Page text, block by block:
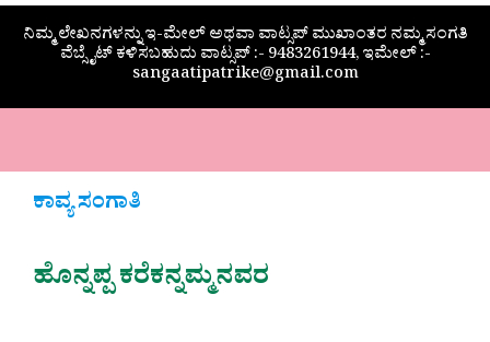
ನಿಮ್ಮ ಲೇಖನಗಳನ್ನು ಇ-ಮೇಲ್ ಅಥವಾ ವಾಟ್ಸಪ್ ಮುಖಾಂತರ ನಮ್ಮ ಸಂಗತಿ
ವೆಬ್ಸೈಟ್ ಕಳಿಸಬಹುದು ವಾಟ್ಸಪ್‌ :- 9483261944, ಇಮೇಲ್ :-
sangaatipatrike@gmail.com
ಕಾವ್ಯ ಸಂಗಾತಿ
ಹೊನ್ನಪ್ಪ ಕರೆಕನ್ನಮ್ಮನವರ